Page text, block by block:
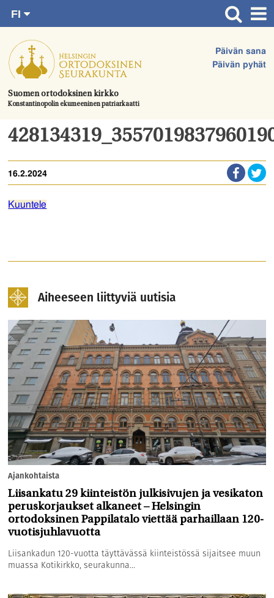
suoraan
sisältöön.
Suomen ortodoksinen kirkko
Konstantinopolin ekumeeninen patriarkaatti
Päivän sana
Päivän pyhät
FI
SV
EN
UA
Etusivu
Ajankohtaista
Juhlat & toimitukset
Kirkot
Tule mukaan
Hautausmaa
16.2.2024
Kuuntele
Aiheeseen liittyviä uutisia
Ajankohtaista
Liisankatu 29 kiinteistön julkisivujen ja vesikaton
peruskorjaukset alkaneet – Helsingin
ortodoksinen Pappilatalo viettää parhaillaan 120-
vuotisjuhlavuotta
Liisankadun 120-vuotta täyttävässä kiinteistössä sijaitsee muun
muassa Kotikirkko, seurakunna...